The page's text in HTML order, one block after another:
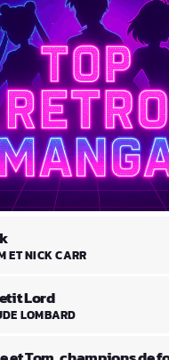
Lord
LOMBARD
ET NICK CARR